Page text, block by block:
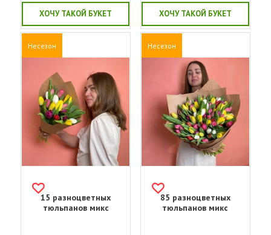
ХОЧУ ТАКОЙ БУКЕТ ХОЧУ ТАКОЙ БУКЕТ
Несезон
15 разноцветных
тюльпанов микс
Несезон
85 разноцветных
тюльпанов микс